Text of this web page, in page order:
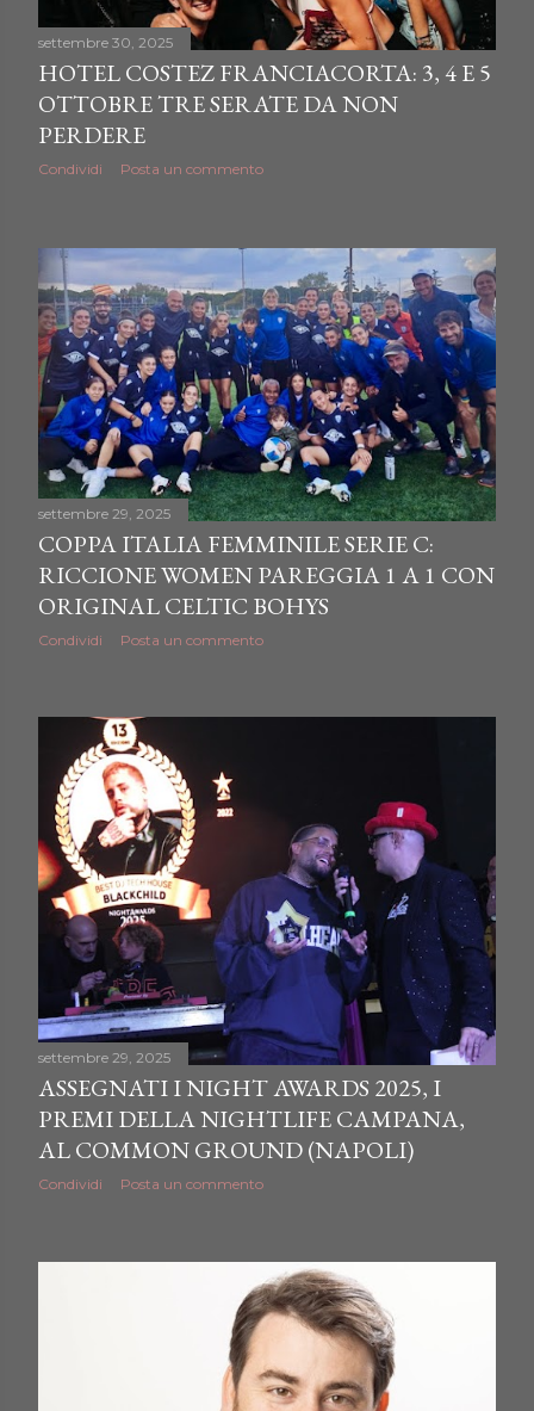
settembre 30, 2025
HOTEL COSTEZ FRANCIACORTA: 3, 4 E 5
OTTOBRE TRE SERATE DA NON
PERDERE
Condividi Posta un commento
settembre 29, 2025
COPPA ITALIA FEMMINILE SERIE C:
RICCIONE WOMEN PAREGGIA 1 A 1 CON
ORIGINAL CELTIC BOHYS
Condividi Posta un commento
settembre 29, 2025
ASSEGNATI I NIGHT AWARDS 2025, I
PREMI DELLA NIGHTLIFE CAMPANA,
AL COMMON GROUND (NAPOLI)
Condividi Posta un commento